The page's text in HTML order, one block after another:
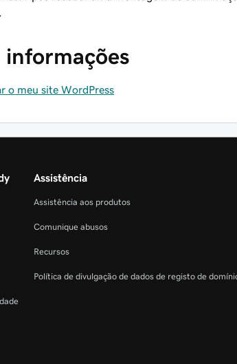
informações
o meu site WordPress
Assistência
Assistência aos produtos
Comunique abusos
Recursos
Política de divulgação de dados de registo de